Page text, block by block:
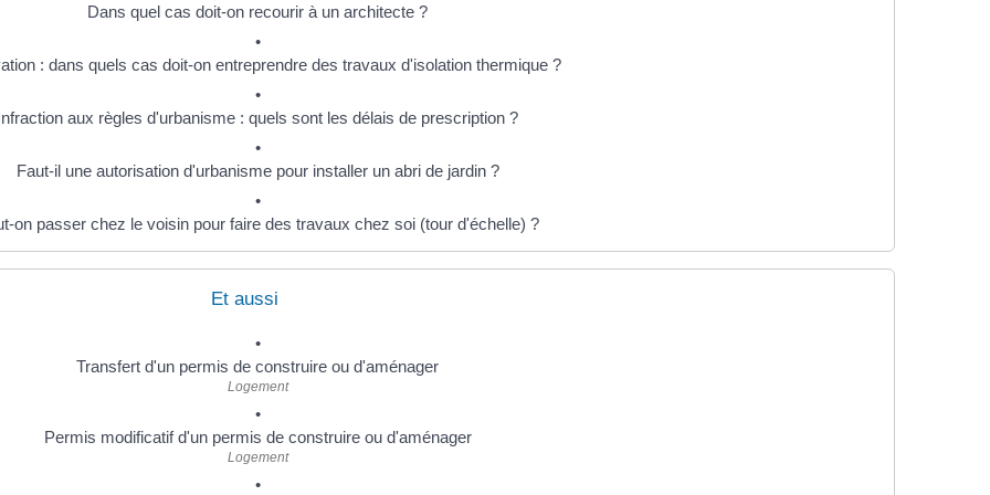
Dans quel cas doit-on recourir à un architecte ?
: dans quels cas doit-on entreprendre des travaux d'isolation thermique ?
aux règles d'urbanisme : quels sont les délais de prescription ?
Faut-il une autorisation d'urbanisme pour installer un abri de jardin ?
on passer chez le voisin pour faire des travaux chez soi (tour d'échelle) ?
Et aussi
Transfert d'un permis de construire ou d'aménager
Logement
Permis modificatif d'un permis de construire ou d'aménager
Logement